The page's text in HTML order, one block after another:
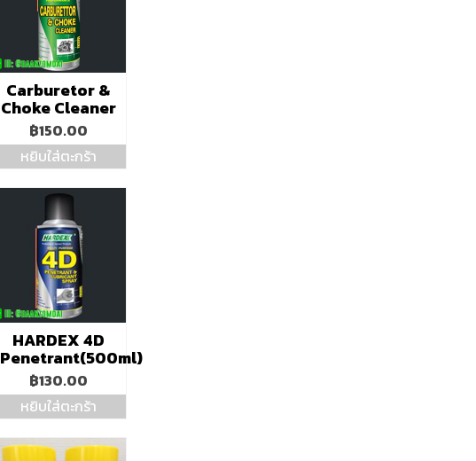
The
options
may
be
chosen
on
the
product
page
Carburetor &
Choke Cleaner
฿150.00
หยิบใส่ตะกร้า
HARDEX 4D
Penetrant(500ml)
฿130.00
หยิบใส่ตะกร้า